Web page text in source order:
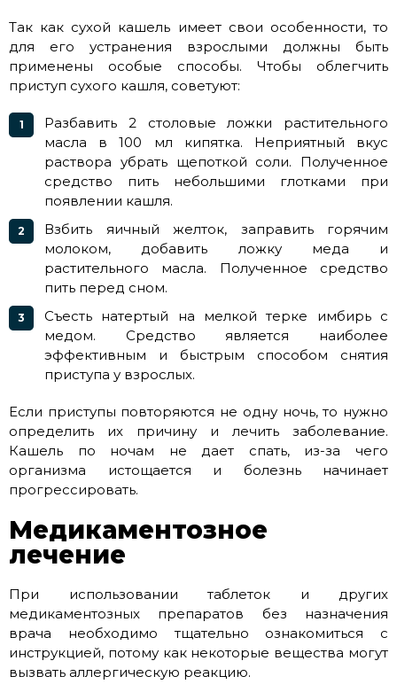
Так как сухой кашель имеет свои особенности, то
для его устранения взрослыми должны быть
применены особые способы. Чтобы облегчить
приступ сухого кашля, советуют:
Разбавить 2 столовые ложки растительного
масла в 100 мл кипятка. Неприятный вкус
раствора убрать щепоткой соли. Полученное
средство пить небольшими глотками при
появлении кашля.
Взбить яичный желток, заправить горячим
молоком, добавить ложку меда и
растительного масла. Полученное средство
пить перед сном.
Съесть натертый на мелкой терке имбирь с
медом. Средство является наиболее
эффективным и быстрым способом снятия
приступа у взрослых.
Если приступы повторяются не одну ночь, то нужно
определить их причину и лечить заболевание.
Кашель по ночам не дает спать, из-за чего
организма истощается и болезнь начинает
прогрессировать.
Медикаментозное
лечение
При использовании таблеток и других
медикаментозных препаратов без назначения
врача необходимо тщательно ознакомиться с
инструкцией, потому как некоторые вещества могут
вызвать аллергическую реакцию.